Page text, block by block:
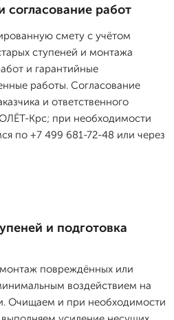
согласование работ
смету с учётом
ступеней и монтажа
и гарантийные
работы. Согласование
и ответственного
Крс; при необходимости
по +7 499 681-72-48 или через
и подготовка
повреждённых или
воздействием на
Очищаем и при необходимости